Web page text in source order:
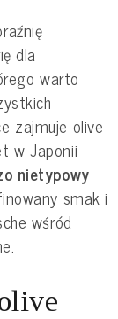
dla
warto
zajmuje olive
w Japonii
nietypowy
smak i
wśród